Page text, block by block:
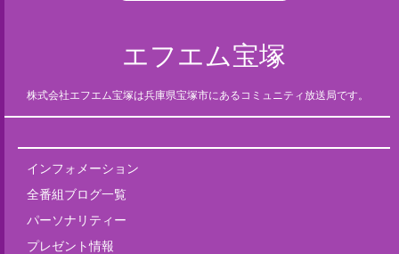
エフエム宝塚
株式会社エフエム宝塚は兵庫県宝塚市にあるコミュニティ放送局です。
インフォメーション
全番組ブログ一覧
パーソナリティー
プレゼント情報